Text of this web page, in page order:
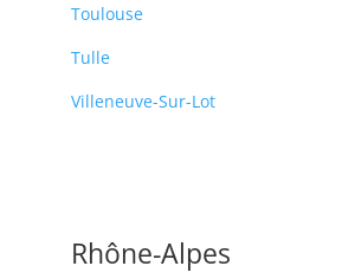
Toulouse
Tulle
Villeneuve-Sur-Lot
Rhône-Alpes